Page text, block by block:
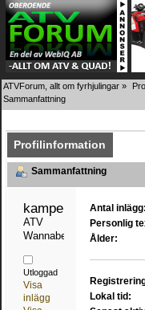
ATVForum, allt om fyrhjulingar »
Sammanfattning
Profilinformation
Sammanfattning
kampersvik
ATV
Wannabe
Utloggad
Visa
inlägg
Antal inlägg:
Personlig
Ålder:
Lokal tid: